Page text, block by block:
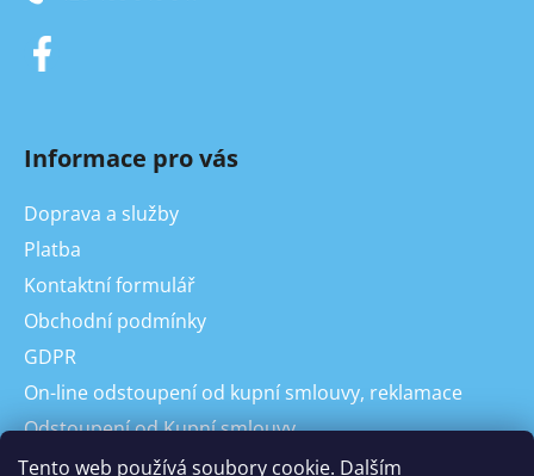
Tento web používá soubory cookie. Dalším
Informace pro vás
Doprava a služby
Platba
Kontaktní formulář
Obchodní podmínky
GDPR
On-line odstoupení od kupní smlouvy, reklamace
Odstoupení od Kupní smlouvy
Reklamace